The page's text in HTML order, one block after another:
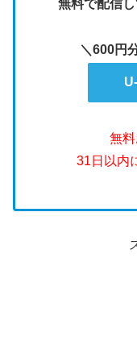
無料で配信
＼600円
無料
31日以内